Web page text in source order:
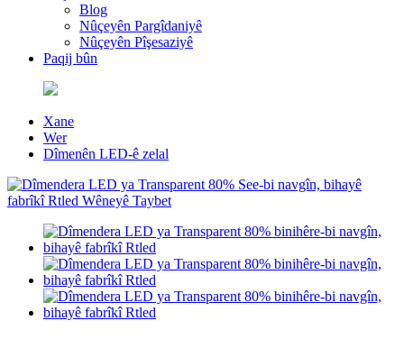
Blog
Nûçeyên Pargîdaniyê
Nûçeyên Pîşesaziyê
Paqij bûn
Xane
Wer
Dîmenên LED-ê zelal